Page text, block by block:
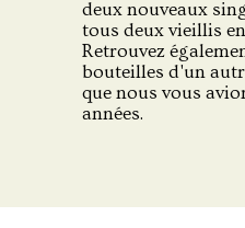
deux nouveaux
tous deux vieillis
Retrouvez
bouteilles d'un
que nous vous
années.